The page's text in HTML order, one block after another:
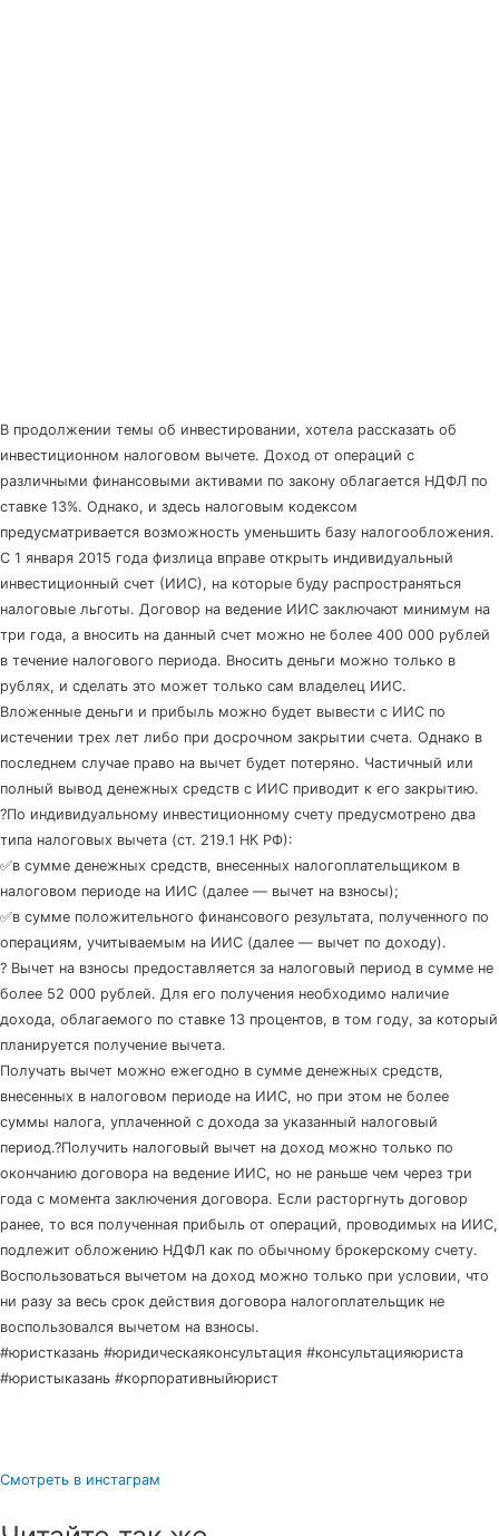
В продолжении темы об инвестировании, хотела рассказать об
инвестиционном налоговом вычете. Доход от операций с
различными финансовыми активами по закону облагается НДФЛ по
ставке 13%. Однако, и здесь налоговым кодексом
предусматривается возможность уменьшить базу налогообложения.
С 1 января 2015 года физлица вправе открыть индивидуальный
инвестиционный счет (ИИС), на которые буду распространяться
налоговые льготы. Договор на ведение ИИС заключают минимум на
три года, а вносить на данный счет можно не более 400 000 рублей
в течение налогового периода. Вносить деньги можно только в
рублях, и сделать это может только сам владелец ИИС.
Вложенные деньги и прибыль можно будет вывести с ИИС по
истечении трех лет либо при досрочном закрытии счета. Однако в
последнем случае право на вычет будет потеряно. Частичный или
полный вывод денежных средств с ИИС приводит к его закрытию.
?По индивидуальному инвестиционному счету предусмотрено два
типа налоговых вычета (ст. 219.1 НК РФ):
✅в сумме денежных средств, внесенных налогоплательщиком в
налоговом периоде на ИИС (далее — вычет на взносы);
✅в сумме положительного финансового результата, полученного по
операциям, учитываемым на ИИС (далее — вычет по доходу).
? Вычет на взносы предоставляется за налоговый период в сумме не
более 52 000 рублей. Для его получения необходимо наличие
дохода, облагаемого по ставке 13 процентов, в том году, за который
планируется получение вычета.
Получать вычет можно ежегодно в сумме денежных средств,
внесенных в налоговом периоде на ИИС, но при этом не более
суммы налога, уплаченной с дохода за указанный налоговый
период.?Получить налоговый вычет на доход можно только по
окончанию договора на ведение ИИС, но не раньше чем через три
года с момента заключения договора. Если расторгнуть договор
ранее, то вся полученная прибыль от операций, проводимых на ИИС,
подлежит обложению НДФЛ как по обычному брокерскому счету.
Воспользоваться вычетом на доход можно только при условии, что
ни разу за весь срок действия договора налогоплательщик не
воспользовался вычетом на взносы.
#юристказань #юридическаяконсультация #консультацияюриста
#юристыказань #корпоративныйюрист
Смотреть в инстаграм